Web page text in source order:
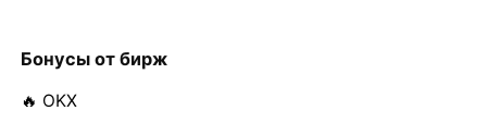
Бонусы от бирж
🔥 OKX